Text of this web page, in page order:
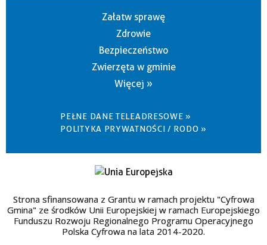
Załatw sprawę
Zdrowie
Bezpieczeństwo
Zwierzęta w gminie
Więcej »
PEŁNE DANE TELEADRESOWE »
POLITYKA PRYWATNOŚCI / RODO »
Strona sfinansowana z Grantu w ramach projektu "Cyfrowa
Gmina" ze środków Unii Europejskiej w ramach Europejskiego
Funduszu Rozwoju Regionalnego Programu Operacyjnego
Polska Cyfrowa na lata 2014-2020.